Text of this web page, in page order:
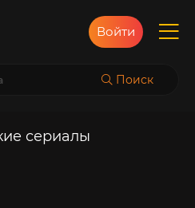
Поиск
Войти
сериалы